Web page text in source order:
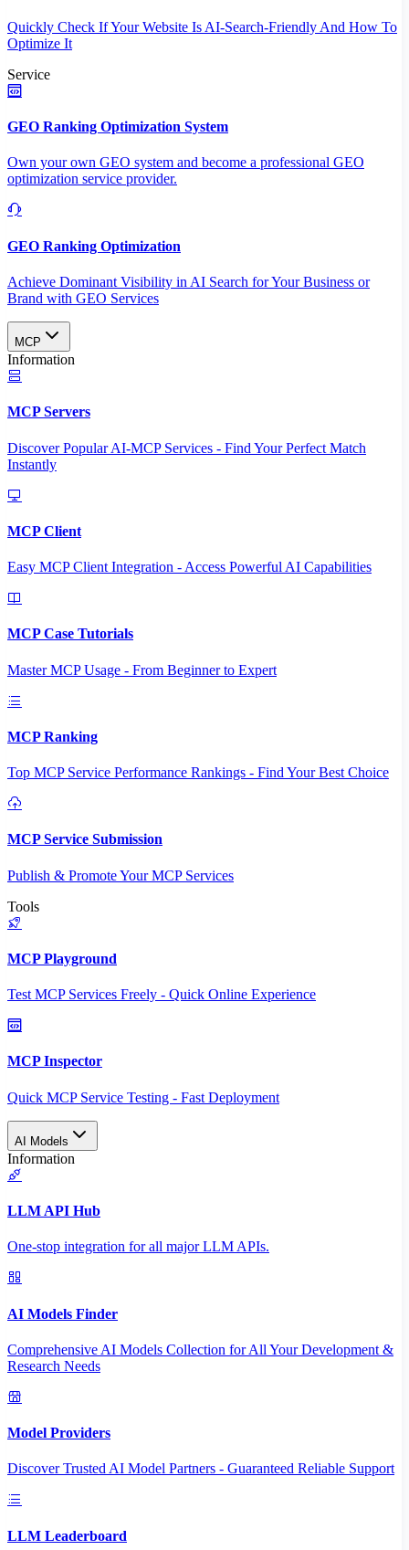
Quickly Check If Your Website Is AI-Search-Friendly And How To
Optimize It
Service
GEO Ranking Optimization System
Own your own GEO system and become a professional GEO
optimization service provider.
GEO Ranking Optimization
Achieve Dominant Visibility in AI Search for Your Business or
Brand with GEO Services​
MCP
Information
MCP Servers
Discover Popular AI-MCP Services - Find Your Perfect Match
Instantly
MCP Client
Easy MCP Client Integration - Access Powerful AI Capabilities
MCP Case Tutorials
Master MCP Usage - From Beginner to Expert
MCP Ranking
Top MCP Service Performance Rankings - Find Your Best Choice
MCP Service Submission
Publish & Promote Your MCP Services
Tools
MCP Playground
Test MCP Services Freely - Quick Online Experience
MCP Inspector
Quick MCP Service Testing - Fast Deployment
AI Models
Information
LLM API Hub
One-stop integration for all major LLM APIs.
AI Models Finder
Comprehensive AI Models Collection for All Your Development &
Research Needs
Model Providers
Discover Trusted AI Model Partners - Guaranteed Reliable Support
LLM Leaderboard